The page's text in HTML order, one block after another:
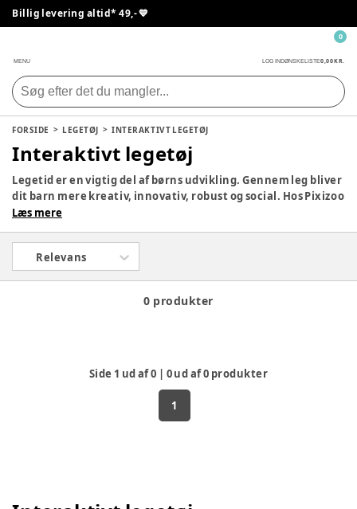
Billig levering altid* 49,- 💙
MENU LOG INDØNSKELISTE0,00 KR.
0
FORSIDE LEGETØJ INTERAKTIVT LEGETØJ
Interaktivt legetøj
Legetid er en vigtig del af børns udvikling. Gennem leg bliver
dit barn mere kreativ, innovativ, robust og social. Hos Pixizoo
har vi samlet det bedste legetøj til både babyer og børn.
barn her.
Læs mere
Relevans
0 produkter
Side 1 ud af0 | 0ud af0 produkter
1